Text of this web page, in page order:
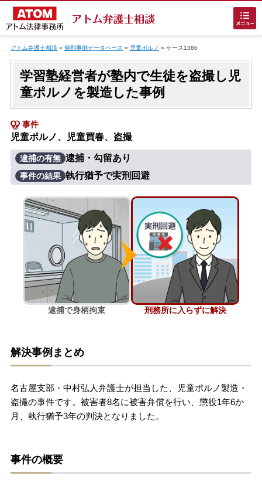
ホームに戻る
刑事事件でお困りの方
刑事事件の無料相談
接見・面会を弁護士に依頼
刑事事件を示談で解決したい
弁護士紹介
弁護士費用
解決実績
アトム弁護士相談 » 個別事例データベース » 児童ポルノ » ケース1386
学習塾経営者が塾内で生徒を盗撮し児
童ポルノを製造した事例
事件
児童ポルノ、児童買春、盗撮
逮捕の有無 逮捕・勾留あり
事件の結果 執行猶予で実刑回避
逮捕で身柄拘束 刑務所に入らずに解決
解決事例まとめ
名古屋支部・中村弘人弁護士が担当した、児童ポルノ製造・
盗撮の事件です。被害者8名に被害弁償を行い、懲役1年6か
月、執行猶予3年の判決となりました。
事件の概要